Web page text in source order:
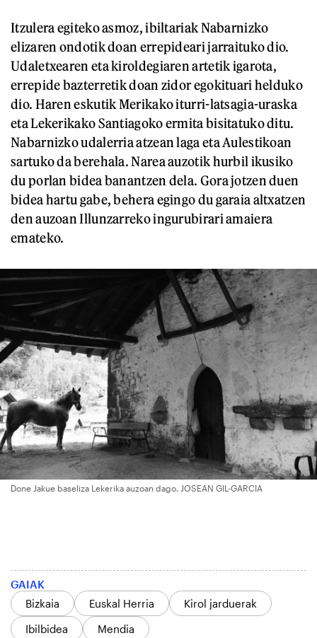
Itzulera egiteko asmoz, ibiltariak Nabarnizko
elizaren ondotik doan errepideari jarraituko dio.
Udaletxearen eta kiroldegiaren artetik igarota,
errepide bazterretik doan zidor egokituari helduko
dio. Haren eskutik Merikako iturri-latsagia-uraska
eta Lekerikako Santiagoko ermita bisitatuko ditu.
Nabarnizko udalerria atzean laga eta Aulestikoan
sartuko da berehala. Narea auzotik hurbil ikusiko
du porlan bidea banantzen dela. Gora jotzen duen
bidea hartu gabe, behera egingo du garaia altxatzen
den auzoan Illunzarreko ingurubirari amaiera
emateko.
Done Jakue baseliza Lekerika auzoan dago. JOSEAN GIL-GARCIA
GAIAK
Bizkaia
Euskal Herria
Kirol jarduerak
Ibilbidea
Mendia